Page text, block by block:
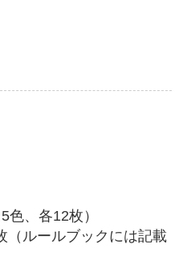
、各12枚）
ルールブックには記載